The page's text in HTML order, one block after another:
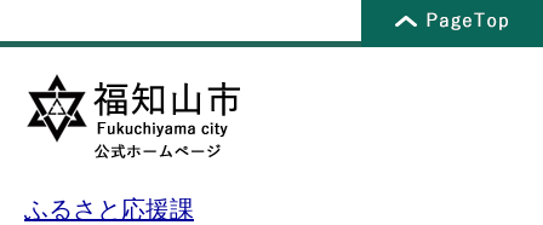
ふるさと応援課